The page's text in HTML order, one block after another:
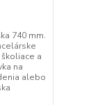
740 mm.
a
na
alebo